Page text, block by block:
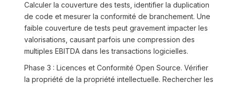
Calculer la couverture des tests, identifier la duplication
de code et mesurer la conformité de branchement. Une
faible couverture de tests peut gravement impacter les
valorisations, causant parfois une compression des
multiples EBITDA dans les transactions logicielles.
Phase 3 : Licences et Conformité Open Source. Vérifier
la propriété de la propriété intellectuelle. Rechercher les